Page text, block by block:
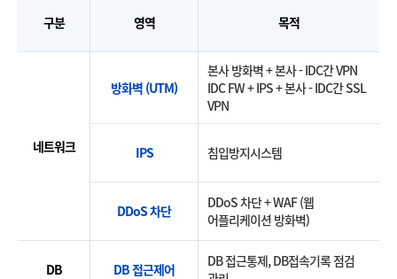
구분 영역 목적
네트워크
방화벽 (UTM)
본사 방화벽 + 본사 - IDC간 VPN
IDC FW + IPS + 본사 - IDC간 SSL
VPN
IPS 침입방지시스템
DDoS 차단
DDoS 차단 + WAF (웹
어플리케이션 방화벽)
DB DB 접근제어
DB 접근통제, DB접속기록 점검